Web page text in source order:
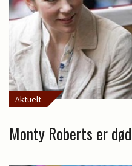
Aktuelt
Monty Roberts er død